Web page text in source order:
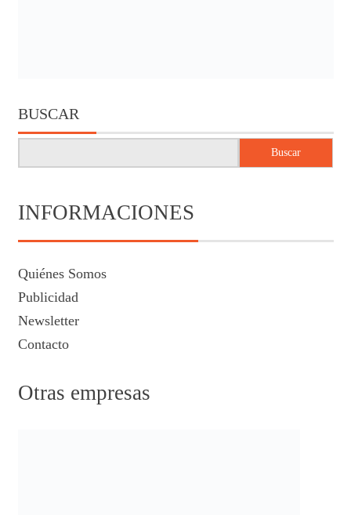
BUSCAR
Buscar
INFORMACIONES
Quiénes Somos
Publicidad
Newsletter
Contacto
Otras empresas